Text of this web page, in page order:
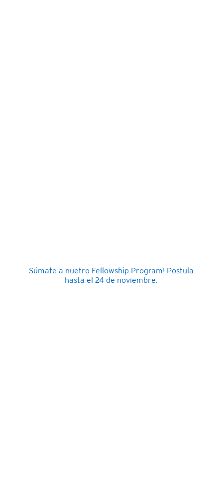
Súmate a nuetro Fellowship Program! Postula
hasta el 24 de noviembre.